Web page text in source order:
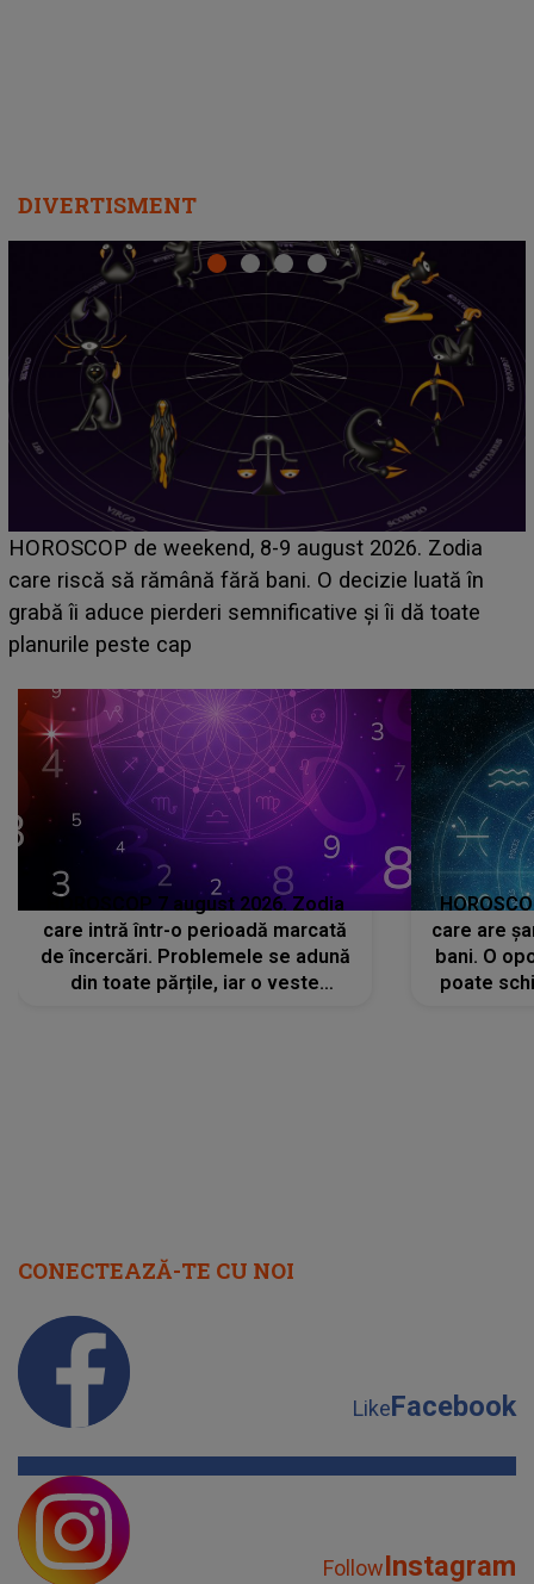
DIVERTISMENT
Emanuel a ținut ACEST DETALIU ASCUNS până
acum! În fața Alexandrei, concurentul din Casa Iubirii
face o MĂRTURISIRE NEAȘTEPTATĂ despre mama
sa: "I-am spus și ei în față, eu nu te iubesc pentru
HOROSCOP 7 august 2026. Zodia
care intră într-o perioadă marcată
de încercări. Problemele se adună
din toate părțile, iar o veste
care are
bani. O
poate
CONECTEAZĂ-TE CU NOI
LikeFacebook
FollowInstagram